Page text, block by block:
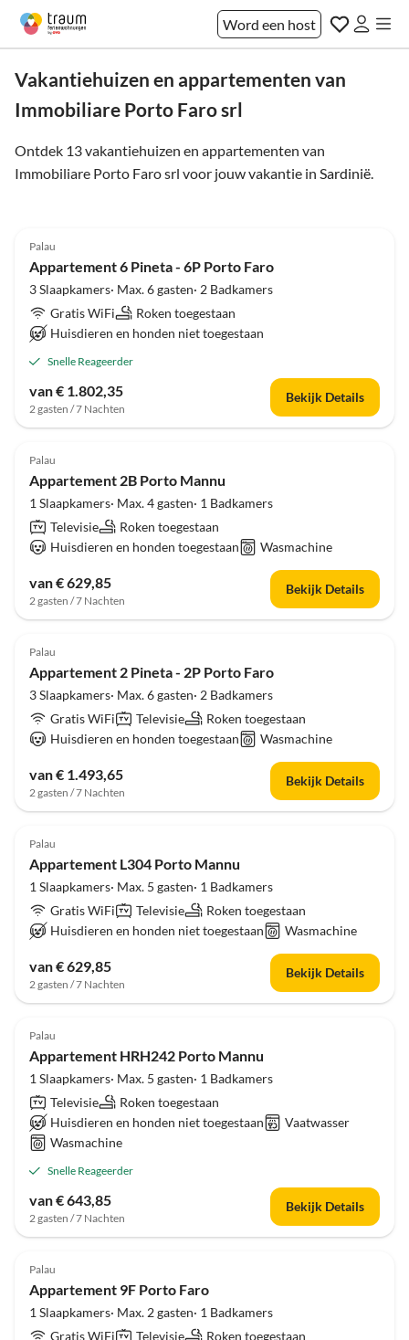
Word een host
Vakantiehuizen en appartementen van
Immobiliare Porto Faro srl
Ontdek 13 vakantiehuizen en appartementen van
Immobiliare Porto Faro srl voor jouw vakantie in Sardinië.
Palau
Appartement 6 Pineta - 6P Porto Faro
3 Slaapkamers· Max. 6 gasten· 2 Badkamers
Gratis WiFi
Roken toegestaan
Huisdieren en honden niet toegestaan
Snelle Reageerder
van € 1.802,35
2 gasten / 7 Nachten
Bekijk Details
Palau
Appartement 2B Porto Mannu
1 Slaapkamers· Max. 4 gasten· 1 Badkamers
Televisie
Roken toegestaan
Huisdieren en honden toegestaan
Wasmachine
van € 629,85
2 gasten / 7 Nachten
Bekijk Details
Palau
Appartement 2 Pineta - 2P Porto Faro
3 Slaapkamers· Max. 6 gasten· 2 Badkamers
Gratis WiFi
Televisie
Roken toegestaan
Huisdieren en honden toegestaan
Wasmachine
van € 1.493,65
2 gasten / 7 Nachten
Bekijk Details
Palau
Appartement L304 Porto Mannu
1 Slaapkamers· Max. 5 gasten· 1 Badkamers
Gratis WiFi
Televisie
Roken toegestaan
Huisdieren en honden niet toegestaan
Wasmachine
van € 629,85
2 gasten / 7 Nachten
Bekijk Details
Palau
Appartement HRH242 Porto Mannu
1 Slaapkamers· Max. 5 gasten· 1 Badkamers
Televisie
Roken toegestaan
Huisdieren en honden niet toegestaan
Vaatwasser
Wasmachine
Snelle Reageerder
van € 643,85
2 gasten / 7 Nachten
Bekijk Details
Palau
Appartement 9F Porto Faro
1 Slaapkamers· Max. 2 gasten· 1 Badkamers
Gratis WiFi
Televisie
Roken toegestaan